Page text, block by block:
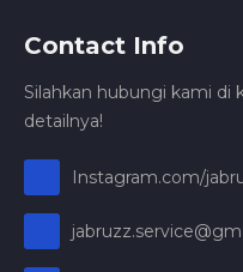
Contact Info
Silahkan hubungi kami
detailnya!
Instagram.com/